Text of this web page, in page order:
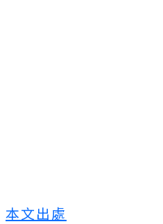
本文出處